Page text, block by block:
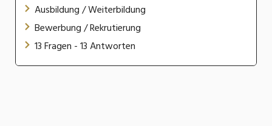
Ausbildung / Weiterbildung
Bewerbung / Rekrutierung
13 Fragen - 13 Antworten